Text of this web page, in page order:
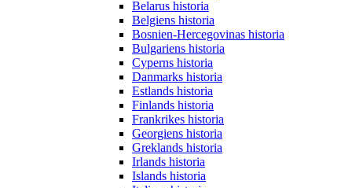
Belarus historia
Belgiens historia
Bosnien-Hercegovinas historia
Bulgariens historia
Cyperns historia
Danmarks historia
Estlands historia
Finlands historia
Frankrikes historia
Georgiens historia
Greklands historia
Irlands historia
Islands historia